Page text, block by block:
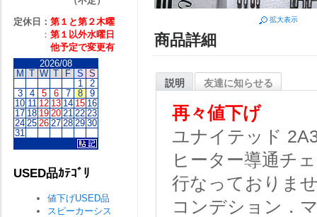
拡大表示
商品詳細
説明 友達に知らせる
再々値下げ
ユナイテッド
ヒーター導通チ
行なっておりま
コンデション．
定休日： 第１と第２木曜
： 第１以外水曜日
他予定で変更有
2026/08
M T W T F S S
1
2
3
4 5 6 7 8
9
10 11 12 13 14 15 16
17 18 19 20 21 22 23
24 25 26 27 28 29 30
31
USED品ｶﾃｺﾞﾘ
値下げUSED品
スピーカーシス